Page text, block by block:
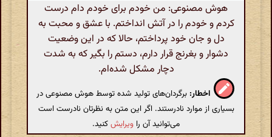
هوش مصنوعی: من خودم برای خودم دام درست
کردم و خودم را در آتش انداختم. با عشق و محبت به
دل و جان خود پرداختم، حالا که در این وضعیت
دشوار و بغرنج قرار دارم، دستم را بگیر که به شدت
دچار مشکل شده‌ام.
اخطار: برگردان‌های تولید شده توسط هوش مصنوعی در
بسیاری از موارد نادرستند. اگر این متن به نظرتان نادرست است
می‌توانید آن را ویرایشکنید.